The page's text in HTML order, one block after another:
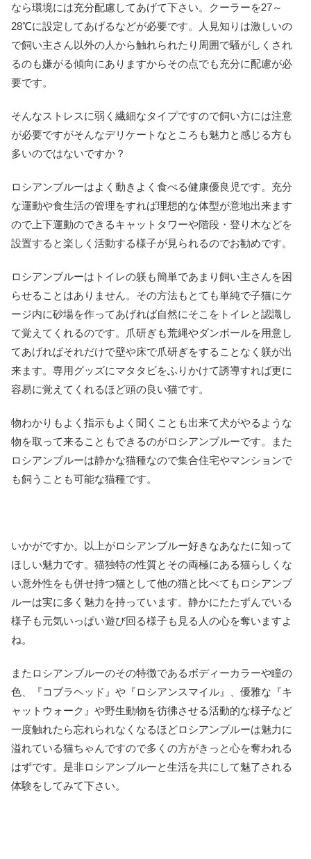
なら環境には充分配慮してあげて下さい。クーラーを27～
28℃に設定してあげるなどが必要です。人見知りは激しいの
で飼い主さん以外の人から触れられたり周囲で騒がしくされ
るのも嫌がる傾向にありますからその点でも充分に配慮が必
要です。
そんなストレスに弱く繊細なタイプですので飼い方には注意
が必要ですがそんなデリケートなところも魅力と感じる方も
多いのではないですか？
ロシアンブルーはよく動きよく食べる健康優良児です。充分
な運動や食生活の管理をすれば理想的な体型が意地出来ます
ので上下運動のできるキャットタワーや階段・登り木などを
設置すると楽しく活動する様子が見られるのでお勧めです。
ロシアンブルーはトイレの躾も簡単であまり飼い主さんを困
らせることはありません。その方法もとても単純で子猫にケ
ージ内に砂場を作ってあげれば自然にそこをトイレと認識し
て覚えてくれるのです。爪研ぎも荒縄やダンボールを用意し
てあげればそれだけで壁や床で爪研ぎをすることなく躾が出
来ます。専用グッズにマタタビをふりかけて誘導すれば更に
容易に覚えてくれるほど頭の良い猫です。
物わかりもよく指示もよく聞くことも出来て犬がやるような
物を取って来ることもできるのがロシアンブルーです。また
ロシアンブルーは静かな猫種なので集合住宅やマンションで
も飼うことも可能な猫種です。
いかがですか。以上がロシアンブルー好きなあなたに知って
ほしい魅力です。猫独特の性質とその両極にある猫らしくな
い意外性をも併せ持つ猫として他の猫と比べてもロシアンブ
ルーは実に多く魅力を持っています。静かにたたずんでいる
様子も元気いっぱい遊び回る様子も見る人の心を奪いますよ
ね。
またロシアンブルーのその特徴であるボディーカラーや瞳の
色、『コブラヘッド』や『ロシアンスマイル』、優雅な『キ
ャットウォーク』や野生動物を彷彿させる活動的な様子など
一度触れたら忘れられなくなるほどロシアンブルーは魅力に
溢れている猫ちゃんですので多くの方がきっと心を奪われる
はずです。是非ロシアンブルーと生活を共にして魅了される
体験をしてみて下さい。